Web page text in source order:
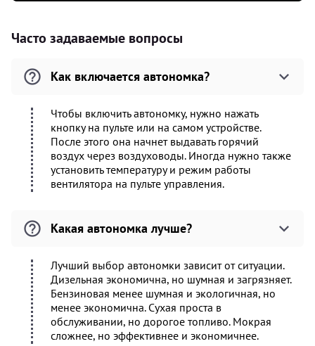
Часто задаваемые вопросы
Как включается автономка?
Чтобы включить автономку, нужно нажать
кнопку на пульте или на самом устройстве.
После этого она начнет выдавать горячий
воздух через воздуховоды. Иногда нужно также
установить температуру и режим работы
вентилятора на пульте управления.
Какая автономка лучше?
Лучший выбор автономки зависит от ситуации.
Дизельная экономична, но шумная и загрязняет.
Бензиновая менее шумная и экологичная, но
менее экономична. Сухая проста в
обслуживании, но дорогое топливо. Мокрая
сложнее, но эффективнее и экономичнее.